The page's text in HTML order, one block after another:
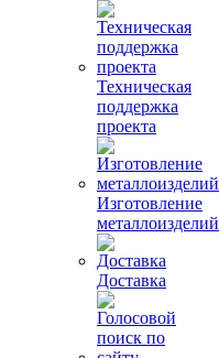
Техническая
поддержка
проекта
Изготовление
металлоизделий
Доставка